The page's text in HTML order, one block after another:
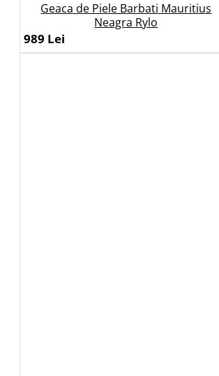
Geaca de Piele Barbati Mauritius
Neagra Rylo
989 Lei